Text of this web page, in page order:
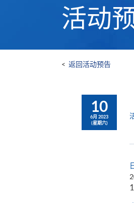
活动
< 返回活动预告
10
6月 2023
(星期六)